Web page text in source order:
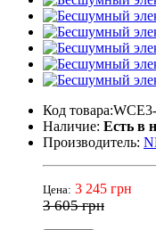
Код
Наличие: Есть в
Производитель:
Цена: 3 245 грн
3 605 грн